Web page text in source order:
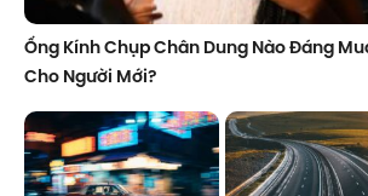
Ống Kính Chụp Chân Dung Nào Đáng
Cho Người Mới?